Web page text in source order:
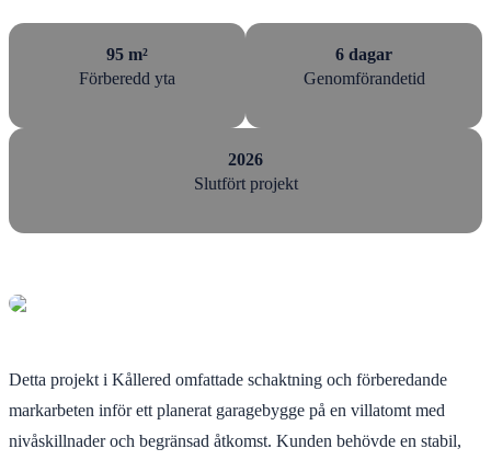
95 m²
Förberedd yta
6 dagar
Genomförandetid
2026
Slutfört projekt
Detta projekt i Kållered omfattade schaktning och förberedande
markarbeten inför ett planerat garagebygge på en villatomt med
nivåskillnader och begränsad åtkomst. Kunden behövde en stabil,